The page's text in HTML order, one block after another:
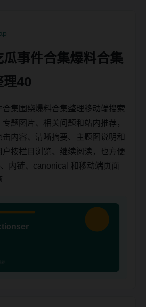
事件合集爆料合集
40
集围绕爆料合集整理移动端搜索
题图片、相关问题和站内推荐，
内容、清晰摘要、主题图说明和
户按栏目浏览、继续阅读，也方便
内链、canonical 和移动端页面